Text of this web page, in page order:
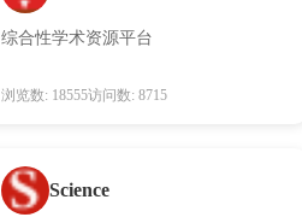
综合性学术资源平台
浏览数: 18555访问数: 8715
Science